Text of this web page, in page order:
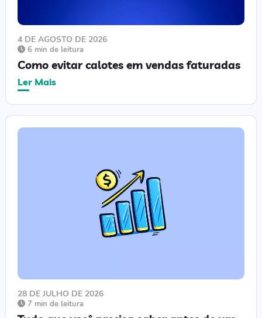
4 DE AGOSTO DE 2026
6 min de leitura
Como evitar calotes em vendas faturadas
Ler Mais
28 DE JULHO DE 2026
7 min de leitura